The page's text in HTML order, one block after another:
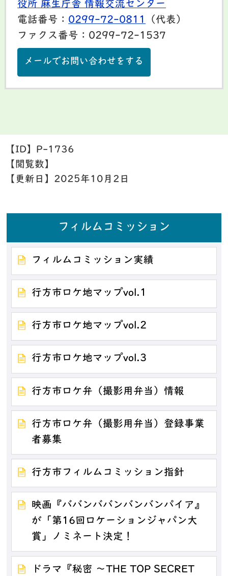
役所 麻生庁舎 情報交流センター
電話番号： 0299-72-0811
（代表）
ファクス番号：0299-72-1537
メールでお問い合わせをする
【ID】 P-1736
【閲覧数】
【更新日】 2025年10月2日
フィルムコミッション
フィルムコミッション実績
行方市ロケ地マップvol.1
行方市ロケ地マップvol.2
行方市ロケ地マップvol.3
行方市ロケ弁（撮影用弁当）情報
行方市ロケ弁（撮影用弁当）登録事業
者募集
行方市フィルムコミッション指針
映画『ババンババンバンバンパイア』
が「第16回ロケーションジャパン大
賞」ノミネート決定！
ドラマ『秘密 ～THE TOP SECRET